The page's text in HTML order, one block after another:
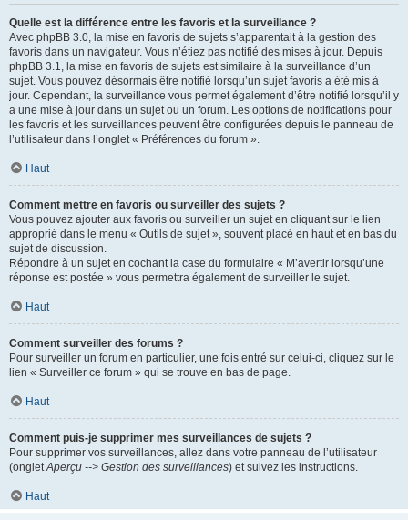
Quelle est la différence entre les favoris et la surveillance ?
Avec phpBB 3.0, la mise en favoris de sujets s’apparentait à la gestion des
favoris dans un navigateur. Vous n’étiez pas notifié des mises à jour. Depuis
phpBB 3.1, la mise en favoris de sujets est similaire à la surveillance d’un
sujet. Vous pouvez désormais être notifié lorsqu’un sujet favoris a été mis à
jour. Cependant, la surveillance vous permet également d’être notifié lorsqu’il y
a une mise à jour dans un sujet ou un forum. Les options de notifications pour
les favoris et les surveillances peuvent être configurées depuis le panneau de
l’utilisateur dans l’onglet « Préférences du forum ».
Haut
Comment mettre en favoris ou surveiller des sujets ?
Vous pouvez ajouter aux favoris ou surveiller un sujet en cliquant sur le lien
approprié dans le menu « Outils de sujet », souvent placé en haut et en bas du
sujet de discussion.
Répondre à un sujet en cochant la case du formulaire « M’avertir lorsqu’une
réponse est postée » vous permettra également de surveiller le sujet.
Haut
Comment surveiller des forums ?
Pour surveiller un forum en particulier, une fois entré sur celui-ci, cliquez sur le
lien « Surveiller ce forum » qui se trouve en bas de page.
Haut
Comment puis-je supprimer mes surveillances de sujets ?
Pour supprimer vos surveillances, allez dans votre panneau de l’utilisateur
(ongletAperçu --> Gestion des surveillances) et suivez les instructions.
Haut